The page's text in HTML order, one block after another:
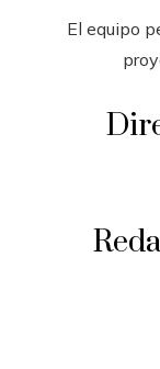
El equipo